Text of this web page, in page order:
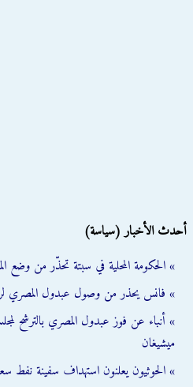
أحدث الأخبار (سياسة)
» الحكومة المحلية في سبتة تحذّر من وضع
» فانس يحذر من وصول عبدول المصري
» أنباء عن فوز عبدول المصري بالترشح
ميشيغان
» الحوثيون يعلنون استهداف سفينة نفط